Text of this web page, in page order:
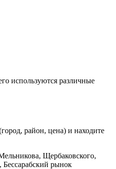
используются различные
район, цена) и находите
Щербаковского,
рынок